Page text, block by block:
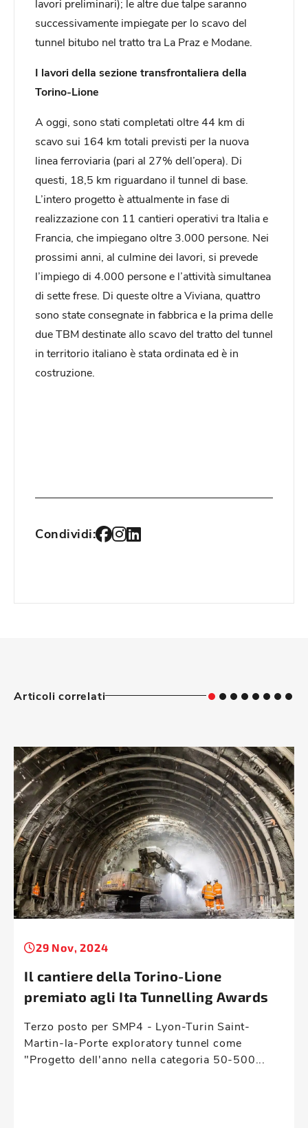
successivamente impiegate per lo scavo del
tunnel bitubo nel tratto tra La Praz e Modane.
I lavori della sezione transfrontaliera della
Torino-Lione
A oggi, sono stati completati oltre 44 km di
scavo sui 164 km totali previsti per la nuova
linea ferroviaria (pari al 27% dell’opera). Di
questi, 18,5 km riguardano il tunnel di base.
L’intero progetto è attualmente in fase di
realizzazione con 11 cantieri operativi tra Italia e
Francia, che impiegano oltre 3.000 persone. Nei
prossimi anni, al culmine dei lavori, si prevede
l’impiego di 4.000 persone e l’attività simultanea
di sette frese. Di queste oltre a Viviana, quattro
sono state consegnate in fabbrica e la prima delle
due TBM destinate allo scavo del tratto del tunnel
in territorio italiano è stata ordinata ed è in
costruzione.
Condividi:
Articoli correlati
29 Nov, 2024
Il cantiere della Torino-Lione
premiato agli Ita Tunnelling Awards
Terzo posto per SMP4 - Lyon-Turin Saint-
Martin-la-Porte exploratory tunnel come
"Progetto dell'anno nella categoria 50-500...